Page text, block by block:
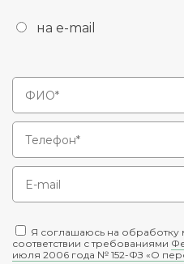
на e-mail
Я соглашаюсь на обработку
соответствии с требованиями
июля 2006 года № 152-ФЗ «О